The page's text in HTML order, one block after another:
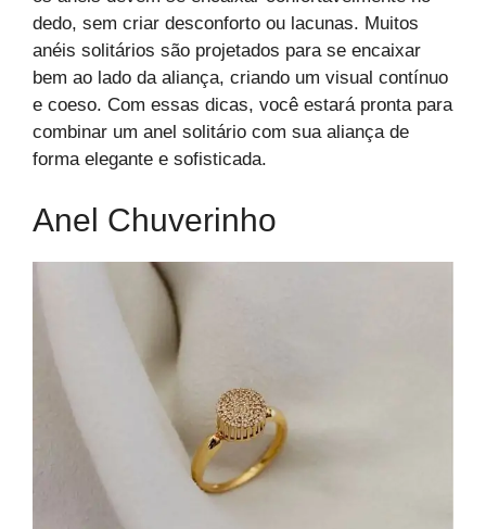
dedo, sem criar desconforto ou lacunas. Muitos
anéis solitários são projetados para se encaixar
bem ao lado da aliança, criando um visual contínuo
e coeso. Com essas dicas, você estará pronta para
combinar um anel solitário com sua aliança de
forma elegante e sofisticada.
Anel Chuverinho